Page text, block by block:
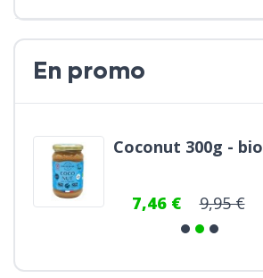
En promo
Coconut 300g - bio
7,46 € 9,95 €